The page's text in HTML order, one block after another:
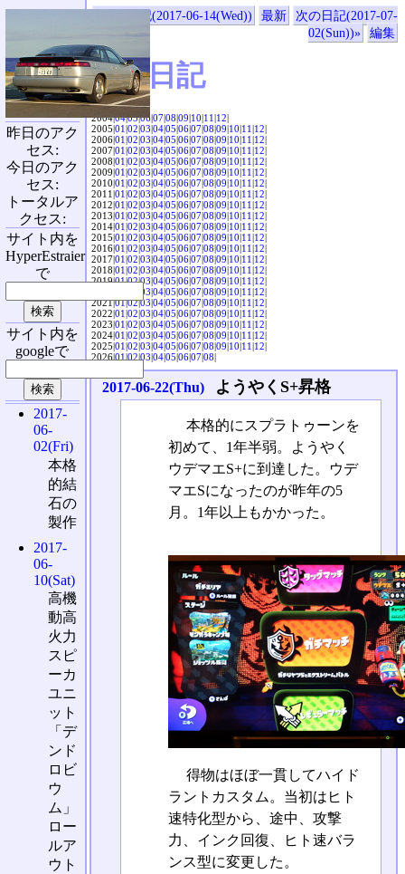
«前の日記(2017-06-14(Wed)) 最新
次の日記(2017-07-
02(Sun))»
編集
SVX日記
2004|04|05|06|07|08|09|10|11|12|
2005|01|02|03|04|05|06|07|08|09|10|11|12|
2006|01|02|03|04|05|06|07|08|09|10|11|12|
2007|01|02|03|04|05|06|07|08|09|10|11|12|
2008|01|02|03|04|05|06|07|08|09|10|11|12|
2009|01|02|03|04|05|06|07|08|09|10|11|12|
2010|01|02|03|04|05|06|07|08|09|10|11|12|
2011|01|02|03|04|05|06|07|08|09|10|11|12|
2012|01|02|03|04|05|06|07|08|09|10|11|12|
2013|01|02|03|04|05|06|07|08|09|10|11|12|
2014|01|02|03|04|05|06|07|08|09|10|11|12|
2015|01|02|03|04|05|06|07|08|09|10|11|12|
2016|01|02|03|04|05|06|07|08|09|10|11|12|
2017|01|02|03|04|05|06|07|08|09|10|11|12|
2018|01|02|03|04|05|06|07|08|09|10|11|12|
2019|01|02|03|04|05|06|07|08|09|10|11|12|
03|04|05|06|07|08|09|10|11|12|
2021|01|02|03|04|05|06|07|08|09|10|11|12|
2022|01|02|03|04|05|06|07|08|09|10|11|12|
2023|01|02|03|04|05|06|07|08|09|10|11|12|
2024|01|02|03|04|05|06|07|08|09|10|11|12|
2025|01|02|03|04|05|06|07|08|09|10|11|12|
2026|01|02|03|04|05|06|07|08|
2017-06-22(Thu) ようやくS+昇格
本格的にスプラトゥーンを
初めて、1年半弱。ようやく
ウデマエS+に到達した。ウデ
マエSになったのが昨年の5
月。1年以上もかかった。
得物はほぼ一貫してハイド
ラントカスタム。当初はヒト
速特化型から、途中、攻撃
力、インク回復、ヒト速バラ
ンス型に変更した。
昨日のアク
セス:
今日のアク
セス:
トータルア
クセス:
サイト内を
HyperEstraier
で
サイト内を
googleで
2017-
06-
02(Fri)
本格
的結
石の
製作
2017-
06-
10(Sat)
高機
動高
火力
スピ
ーカ
ユニ
ット
「デ
ンド
ロビ
ウ
ム」
ロー
ルア
ウト